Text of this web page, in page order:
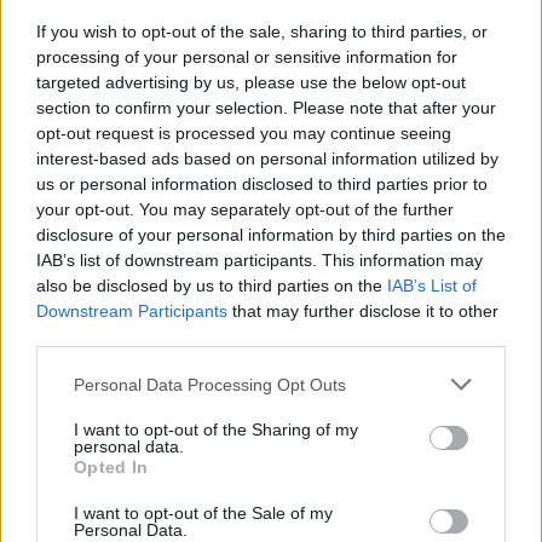
If you wish to opt-out of the sale, sharing to third parties, or
processing of your personal or sensitive information for
targeted advertising by us, please use the below opt-out
section to confirm your selection. Please note that after your
opt-out request is processed you may continue seeing
interest-based ads based on personal information utilized by
us or personal information disclosed to third parties prior to
your opt-out. You may separately opt-out of the further
disclosure of your personal information by third parties on the
IAB’s list of downstream participants. This information may
also be disclosed by us to third parties on the IAB’s List of
Downstream Participants that may further disclose it to other
Personal Data Processing Opt Outs
I want to opt-out of the Sharing of my
personal data.
Opted In
I want to opt-out of the Sale of my
Personal Data.
empresa de transporte, el usuario debe pinchar en el
'banner' (anuncio) de 'Tu Próxima Guagua'
(www.guaguas.com/paradas) e insertar el código que
se encuentra en su parada. La herramienta realiza una
rápida consulta a la central de datos de Guaguas
Municipales e informa al instante sobre las próximas
líneas que pasarán por su punto.
La aplicación informática señala en la pantalla la
parada donde queremos ubicar la guagua, los números
de líneas, sus recorridos y el tiempo que resta para que
llegue el siguiente vehículo. Además, en el 'banner' de
'Tu Próxima Guagua', los usuarios de esta aplicación
tienen opción de consultar el listado completo de
aplicativos ‘LPAMovilidad’ y ‘GuaguasLPA’, que se
encuentran complementados con la herramienta
'Planea Tu Ruta'.
Google Transit, incluido en la página web de Guaguas